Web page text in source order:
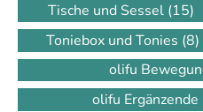
Tische und Sessel (15)
Toniebox und Tonies (8)
olifu
olifu